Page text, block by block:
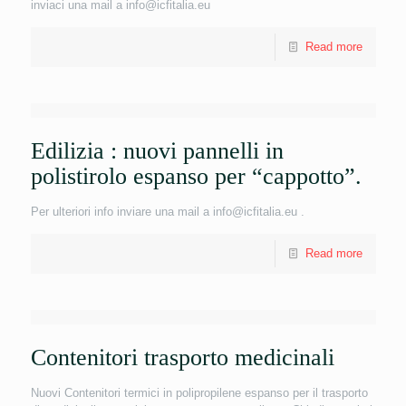
inviaci una mail a info@icfitalia.eu
Read more
Edilizia : nuovi pannelli in
polistirolo espanso per “cappotto”.
Per ulteriori info inviare una mail a info@icfitalia.eu .
Read more
Contenitori trasporto medicinali
Nuovi Contenitori termici in polipropilene espanso per il trasporto